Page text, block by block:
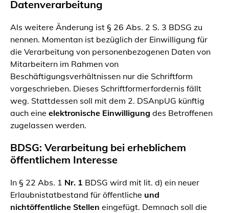
Datenverarbeitung
Als weitere Änderung ist § 26 Abs. 2 S. 3 BDSG zu
nennen. Momentan ist bezüglich der Einwilligung für
die Verarbeitung von personenbezogenen Daten von
Mitarbeitern im Rahmen von
Beschäftigungsverhältnissen nur die Schriftform
vorgeschrieben. Dieses Schriftformerfordernis fällt
weg. Stattdessen soll mit dem 2. DSAnpUG künftig
auch eine elektronische Einwilligung des Betroffenen
zugelassen werden.
BDSG: Verarbeitung bei erheblichem
öffentlichem Interesse
In § 22 Abs. 1 Nr. 1 BDSG wird mit lit. d) ein neuer
Erlaubnistatbestand für öffentliche und
nichtöffentliche Stellen eingefügt. Demnach soll die